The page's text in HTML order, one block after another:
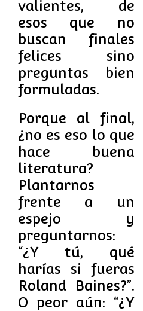
valientes, de
esos que no
buscan finales
felices sino
preguntas bien
formuladas.
Porque al final,
¿no es eso lo que
hace buena
literatura?
Plantarnos
frente a un
espejo y
preguntarnos:
“¿Y tú, qué
harías si fueras
Roland Baines?”.
O peor aún: “¿Y